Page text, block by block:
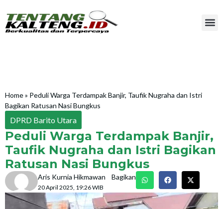
Home» Peduli Warga Terdampak Banjir, Taufik Nugraha dan Istri
Bagikan Ratusan Nasi Bungkus
DPRD Barito Utara
Peduli Warga Terdampak Banjir,
Taufik Nugraha dan Istri Bagikan
Ratusan Nasi Bungkus
Aris Kurnia Hikmawan
20 April 2025, 19:26 WIB
Bagikan